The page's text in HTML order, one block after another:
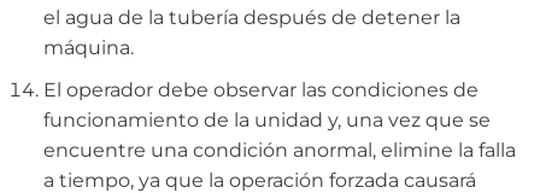
el agua de la tubería después de detener la
máquina.
El operador debe observar las condiciones de
funcionamiento de la unidad y, una vez que se
encuentre una condición anormal, elimine la falla
a tiempo, ya que la operación forzada causará